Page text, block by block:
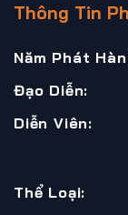
Thông Tin
Năm Phát
Đạo Diễn:
Diễn Viên:
Thể Loại: